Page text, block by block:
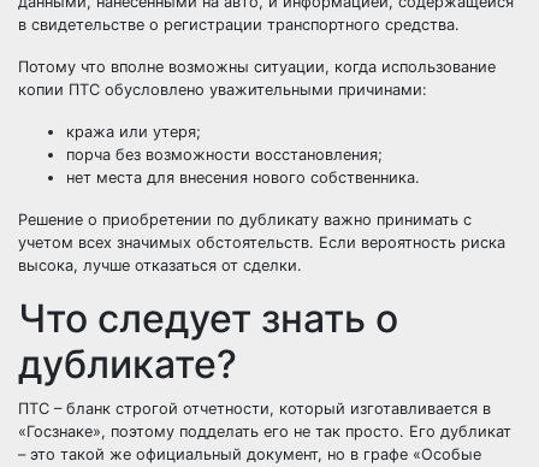
в свидетельстве о регистрации транспортного средства.
Потому что вполне возможны ситуации, когда использование
копии ПТС обусловлено уважительными причинами:
кража или утеря;
порча без возможности восстановления;
нет места для внесения нового собственника.
Решение о приобретении по дубликату важно принимать с
учетом всех значимых обстоятельств. Если вероятность риска
высока, лучше отказаться от сделки.
Что следует знать о
дубликате?
ПТС – бланк строгой отчетности, который изготавливается в
«Госзнаке», поэтому подделать его не так просто. Его дубликат
– это такой же официальный документ, но в графе «Особые